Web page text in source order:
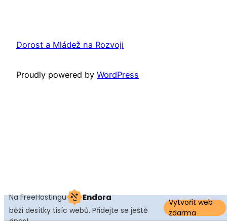
Na FreeHostingu Endora
běží desítky tisíc webů. Přidejte se ještě
Vytvořit web
zdarma
Dorost a Mládež na Rozvoji
Proudly powered by WordPress